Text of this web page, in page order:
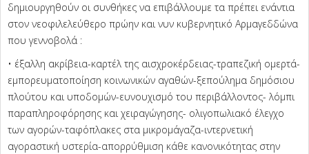
δημιουργηθούν οι συνθήκες να επιβάλλουμε τα πρέπει ενάντια
στον νεοφιλελεύθερο πρώην και νυν κυβερνητικό Αρμαγεδδώνα
που γεννοβολά :
• έξαλλη ακρίβεια-καρτέλ της αισχροκέρδειας-τραπεζική ομερτά-
εμπορευματοποίηση κοινωνικών αγαθών-ξεπούλημα δημόσιου
πλούτου και υποδομών-ευνουχισμό του περιβάλλοντος- λόμπι
παραπληροφόρησης και χειραγώγησης- ολιγοπωλιακό έλεγχο
των αγορών-ταφόπλακες στα μικρομάγαζα-ιντερνετική
αγοραστική υστερία-απορρύθμιση κάθε κανονικότητας στην